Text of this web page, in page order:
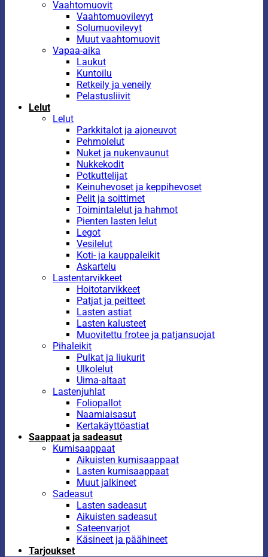
Vaahtomuovit
Vaahtomuovilevyt
Solumuovilevyt
Muut vaahtomuovit
Vapaa-aika
Laukut
Kuntoilu
Retkeily ja veneily
Pelastusliivit
Lelut
Lelut
Parkkitalot ja ajoneuvot
Pehmolelut
Nuket ja nukenvaunut
Nukkekodit
Potkuttelijat
Keinuhevoset ja keppihevoset
Pelit ja soittimet
Toimintalelut ja hahmot
Pienten lasten lelut
Legot
Vesilelut
Koti- ja kauppaleikit
Askartelu
Lastentarvikkeet
Hoitotarvikkeet
Patjat ja peitteet
Lasten astiat
Lasten kalusteet
Muovitettu frotee ja patjansuojat
Pihaleikit
Pulkat ja liukurit
Ulkolelut
Uima-altaat
Lastenjuhlat
Foliopallot
Naamiaisasut
Kertakäyttöastiat
Saappaat ja sadeasut
Kumisaappaat
Aikuisten kumisaappaat
Lasten kumisaappaat
Muut jalkineet
Sadeasut
Lasten sadeasut
Aikuisten sadeasut
Sateenvarjot
Käsineet ja päähineet
Tarjoukset